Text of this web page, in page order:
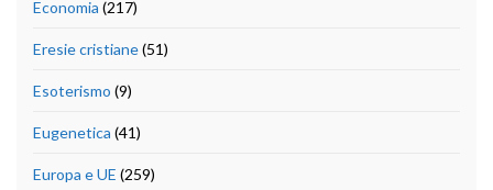
Economia (217)
Eresie cristiane(51)
Esoterismo (9)
Eugenetica (41)
Europa e UE (259)